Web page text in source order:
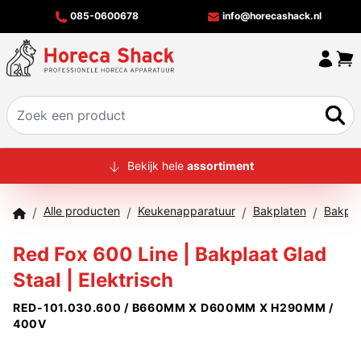
085-0600678 info@horecashack.nl
HOME
MERKEN
OFFERTECHECKER
CONTACT
Bekijk hele assortiment
/ Alle producten / Keukenapparatuur / Bakplaten /
Red Fox 600 Line | Bakplaat Glad
Staal | Elektrisch
RED-101.030.600 / B660MM X D600MM X H290MM /
400V